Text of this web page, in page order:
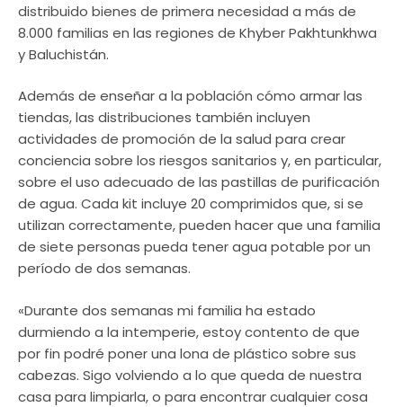
distribuido bienes de primera necesidad a más de
8.000 familias en las regiones de Khyber Pakhtunkhwa
y Baluchistán.
Además de enseñar a la población cómo armar las
tiendas, las distribuciones también incluyen
actividades de promoción de la salud para crear
conciencia sobre los riesgos sanitarios y, en particular,
sobre el uso adecuado de las pastillas de purificación
de agua. Cada kit incluye 20 comprimidos que, si se
utilizan correctamente, pueden hacer que una familia
de siete personas pueda tener agua potable por un
período de dos semanas.
«Durante dos semanas mi familia ha estado
durmiendo a la intemperie, estoy contento de que
por fin podré poner una lona de plástico sobre sus
cabezas. Sigo volviendo a lo que queda de nuestra
casa para limpiarla, o para encontrar cualquier cosa